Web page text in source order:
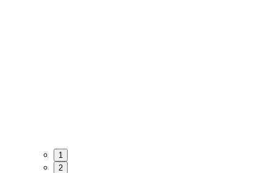
1
2